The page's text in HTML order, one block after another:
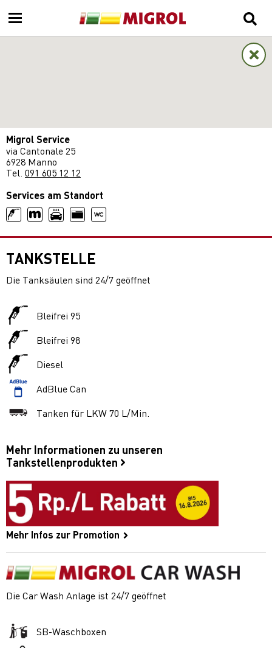
Migrol Service
via Cantonale 25
6928 Manno
Tel. 091 605 12 12
Services am Standort
TANKSTELLE
Die Tanksäulen sind 24/7 geöffnet
Bleifrei 95
Bleifrei 98
Diesel
AdBlue Can
Tanken für LKW 70 L/Min.
Mehr Informationen zu unseren
Tankstellenprodukten
Mehr Infos zur Promotion
Die Car Wash Anlage ist 24/7 geöffnet
SB-Waschboxen